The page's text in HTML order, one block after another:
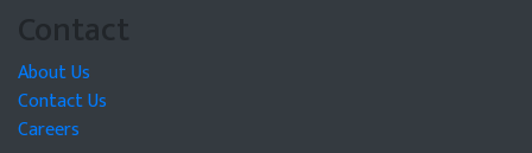
Contact
About Us
Contact Us
Careers